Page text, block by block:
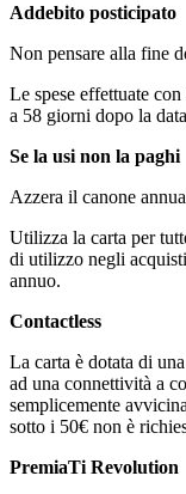
Addebito posticipato
Non pensare alla fine
Le spese effettuate
a 58 giorni dopo la
Se la usi non la paghi
Azzera il canone
Utilizza la carta per
di utilizzo negli
annuo.
Contactless
La carta è dotata di
ad una connettività a
semplicemente
sotto i 50€ non è
PremiaTi Revolution